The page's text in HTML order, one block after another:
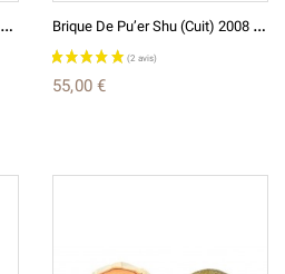
M
Ao Xian Jia Shu Bing (Galette De 100g) 普洱生茶沱茶 - Pu Erh Shu B
Rique De Pu’er Shu (cuit) 2008 - 200g - BulangShan 布朗山
55,00 €